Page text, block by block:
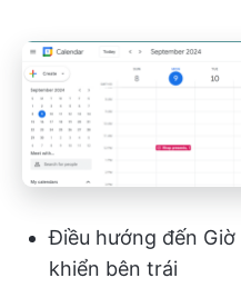
Điều hướng đến
khiển bên trái